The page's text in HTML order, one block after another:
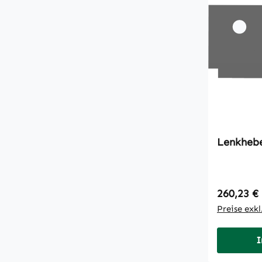
260,23 €
Preise